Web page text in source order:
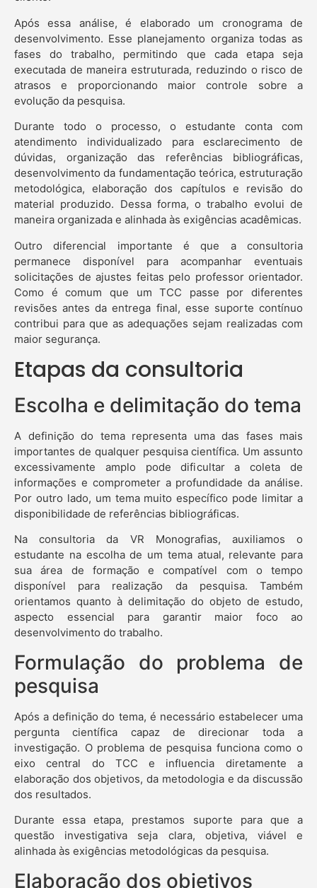
Após essa análise, é elaborado um cronograma de
desenvolvimento. Esse planejamento organiza todas as
fases do trabalho, permitindo que cada etapa seja
executada de maneira estruturada, reduzindo o risco de
atrasos e proporcionando maior controle sobre a
evolução da pesquisa.
Durante todo o processo, o estudante conta com
atendimento individualizado para esclarecimento de
dúvidas, organização das referências bibliográficas,
desenvolvimento da fundamentação teórica, estruturação
metodológica, elaboração dos capítulos e revisão do
material produzido. Dessa forma, o trabalho evolui de
maneira organizada e alinhada às exigências acadêmicas.
Outro diferencial importante é que a consultoria
permanece disponível para acompanhar eventuais
solicitações de ajustes feitas pelo professor orientador.
Como é comum que um TCC passe por diferentes
revisões antes da entrega final, esse suporte contínuo
contribui para que as adequações sejam realizadas com
maior segurança.
Etapas da consultoria
Escolha e delimitação do tema
A definição do tema representa uma das fases mais
importantes de qualquer pesquisa científica. Um assunto
excessivamente amplo pode dificultar a coleta de
informações e comprometer a profundidade da análise.
Por outro lado, um tema muito específico pode limitar a
disponibilidade de referências bibliográficas.
Na consultoria da VR Monografias, auxiliamos o
estudante na escolha de um tema atual, relevante para
sua área de formação e compatível com o tempo
disponível para realização da pesquisa. Também
orientamos quanto à delimitação do objeto de estudo,
aspecto essencial para garantir maior foco ao
desenvolvimento do trabalho.
Formulação do problema de
pesquisa
Após a definição do tema, é necessário estabelecer uma
pergunta científica capaz de direcionar toda a
investigação. O problema de pesquisa funciona como o
eixo central do TCC e influencia diretamente a
elaboração dos objetivos, da metodologia e da discussão
dos resultados.
Durante essa etapa, prestamos suporte para que a
questão investigativa seja clara, objetiva, viável e
alinhada às exigências metodológicas da pesquisa.
Elaboração dos objetivos